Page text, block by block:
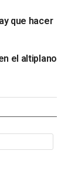
que hacer
el altiplano